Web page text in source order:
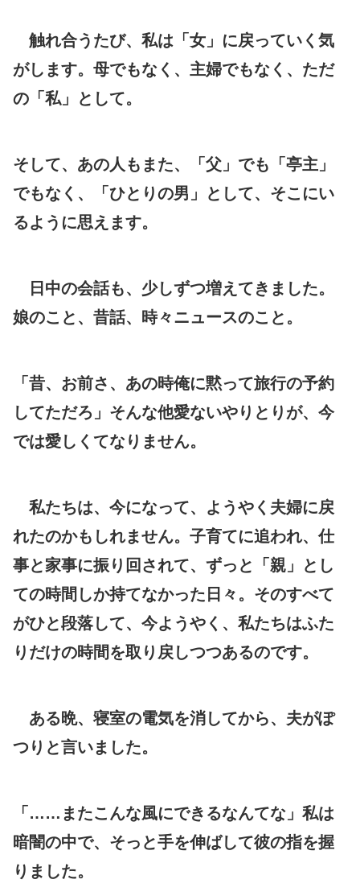
触れ合うたび、私は「女」に戻っていく気
がします。母でもなく、主婦でもなく、ただ
の「私」として。
そして、あの人もまた、「父」でも「亭主」
でもなく、「ひとりの男」として、そこにい
るように思えます。
日中の会話も、少しずつ増えてきました。
娘のこと、昔話、時々ニュースのこと。
「昔、お前さ、あの時俺に黙って旅行の予約
してただろ」そんな他愛ないやりとりが、今
では愛しくてなりません。
私たちは、今になって、ようやく夫婦に戻
れたのかもしれません。子育てに追われ、仕
事と家事に振り回されて、ずっと「親」とし
ての時間しか持てなかった日々。そのすべて
がひと段落して、今ようやく、私たちはふた
りだけの時間を取り戻しつつあるのです。
ある晩、寝室の電気を消してから、夫がぽ
つりと言いました。
「……またこんな風にできるなんてな」私は
暗闇の中で、そっと手を伸ばして彼の指を握
りました。